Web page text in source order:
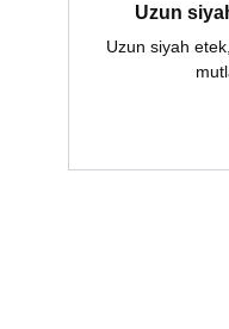
Uzun
Uzun siyah